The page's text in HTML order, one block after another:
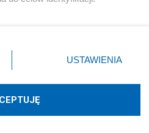
W3media.pl
ustawień prywatności
rogu strony
nie wymagają zgody
sprzeciwić się takiemu
USTAWIENIA